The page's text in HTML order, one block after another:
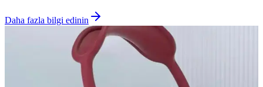
Daha fazla bilgi edinin